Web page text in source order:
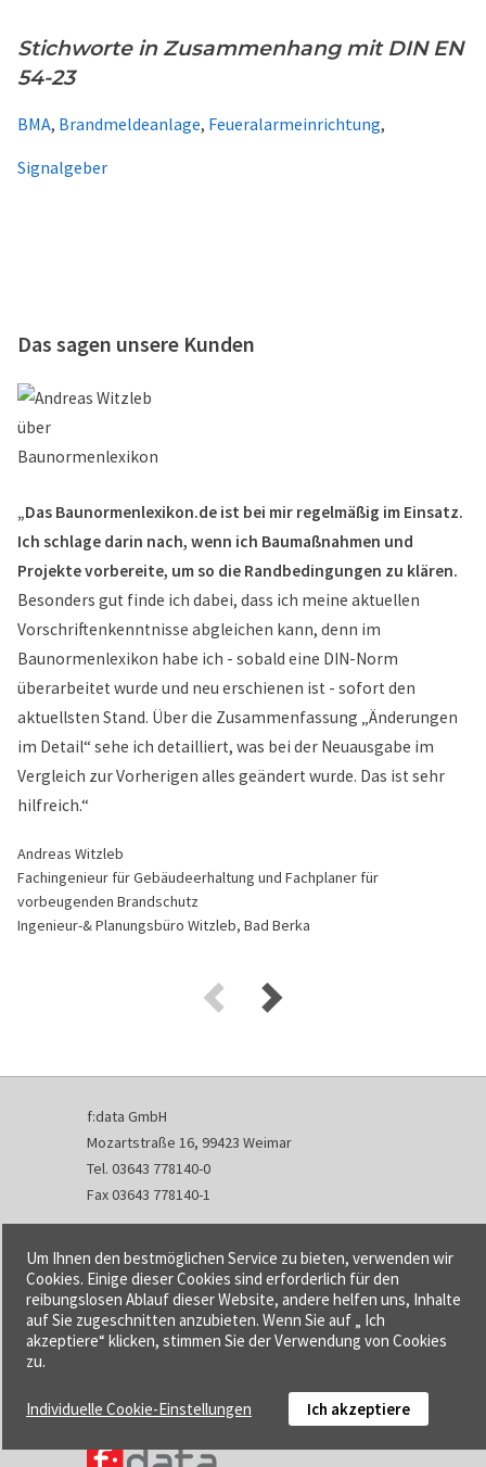
Stichworte in Zusammenhang mit DIN EN
54-23
BMA, Brandmeldeanlage, Feueralarmeinrichtung,
Signalgeber
Das sagen unsere Kunden
„Das Baunormenlexikon.de ist bei mir regelmäßig im Einsatz.
Ich schlage darin nach, wenn ich Baumaßnahmen und
Projekte vorbereite, um so die Randbedingungen zu klären.
Besonders gut finde ich dabei, dass ich meine aktuellen
Vorschriftenkenntnisse abgleichen kann, denn im
Baunormenlexikon habe ich - sobald eine DIN-Norm
überarbeitet wurde und neu erschienen ist - sofort den
aktuellsten Stand. Über die Zusammenfassung „Änderungen
im Detail“ sehe ich detailliert, was bei der Neuausgabe im
Vergleich zur Vorherigen alles geändert wurde. Das ist sehr
hilfreich.“
Andreas Witzleb
Fachingenieur für Gebäudeerhaltung und Fachplaner für
vorbeugenden Brandschutz
Ingenieur-& Planungsbüro Witzleb, Bad Berka
f:data GmbH
Mozartstraße 16, 99423 Weimar
Tel. 03643 778140-0
Fax 03643 778140-1
info@fdata.de
Kontakt
Impressum
Datenschutzerklärung
Urheberrecht und Haftung
Cookie-Einstellungen
Um Ihnen den bestmöglichen Service zu bieten, verwenden wir
Cookies. Einige dieser Cookies sind erforderlich für den
reibungslosen Ablauf dieser Website, andere helfen uns, Inhalte
auf Sie zugeschnitten anzubieten. Wenn Sie auf „ Ich
akzeptiere“ klicken, stimmen Sie der Verwendung von Cookies
zu.
Individuelle Cookie-Einstellungen Ich akzeptiere